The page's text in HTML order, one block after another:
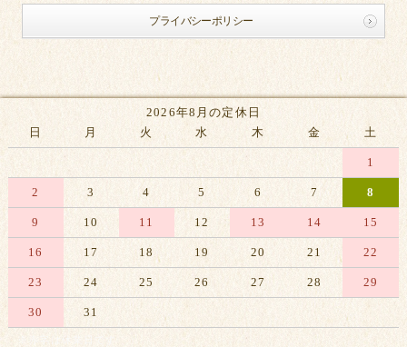
プライバシーポリシー
2026年8月の定休日
日
月 火 水 木 金 土
1
2 3 4 5 6 7 8
9 10 11 12 13 14 15
16 17 18 19 20 21 22
23 24 25 26 27 28 29
30 31
※赤字は休業日です